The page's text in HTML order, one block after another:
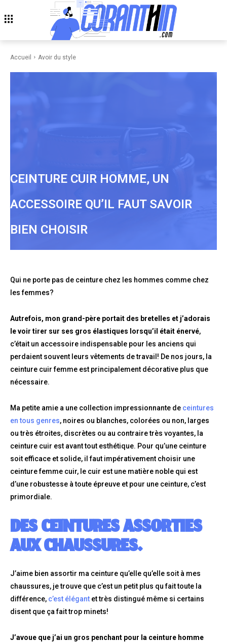
Accueil Avoir du style
CEINTURE CUIR HOMME, UN
ACCESSOIRE QU’IL FAUT SAVOIR
BIEN CHOISIR
Qui ne porte pas de ceinture chez les hommes comme chez
les femmes?
Autrefois, mon grand-père portait des bretelles et j’adorais
le voir tirer sur ses gros élastiques lorsqu’il était énervé,
c’était un accessoire indispensable pour les anciens qui
perdaient souvent leurs vêtements de travail! De nos jours, la
ceinture cuir femme est principalement décorative plus que
nécessaire.
Ma petite amie a une collection impressionnante de ceintures
en tous genres, noires ou blanches, colorées ou non, larges
ou très étroites, discrètes ou au contraire très voyantes, la
ceinture cuir est avant tout esthétique. Pour qu’une ceinture
soit efficace et solide, il faut impérativement choisir une
ceinture femme cuir, le cuir est une matière noble qui est
d’une robustesse à toute épreuve et pour une ceinture, c’est
primordiale.
DES CEINTURES ASSORTIES
AUX CHAUSSURES.
J’aime bien assortir ma ceinture qu’elle qu’elle soit à mes
chaussures, je trouve que c’est un petit plus qu fait toute la
différence, c’est élégant et très distingué même si certains
disent que ça fait trop minets!
J’avoue que j’ai un gros penchant pour la ceinture homme